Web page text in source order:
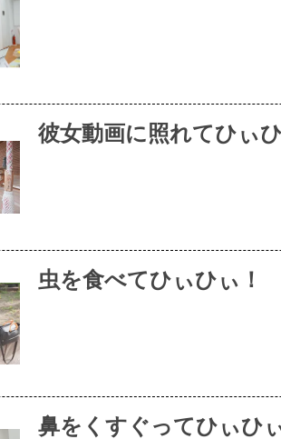
彼女動画に照れてひぃ
虫を食べてひぃひぃ！
鼻をくすぐってひぃひ